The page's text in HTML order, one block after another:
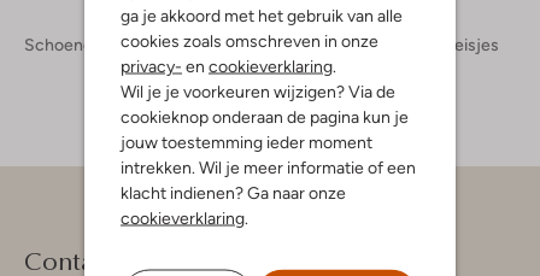
ga je akkoord met het gebruik van alle
cookies zoals omschreven in onze
privacy- en cookieverklaring
Wil je je voorkeuren wijzigen? Via de
cookieknop onderaan de pagina kun je
jouw toestemming ieder moment
intrekken. Wil je meer informatie of een
klacht indienen? Ga naar onze
cookieverklaring
Schoenen Kinderschoenen Meisjes Pantoffels Meisjes
Contact